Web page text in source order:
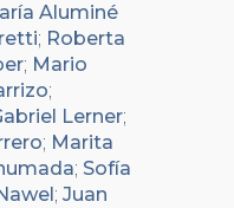
Aluminé
; Roberta
; Mario
;
Lerner;
; Marita
; Sofía
; Juan